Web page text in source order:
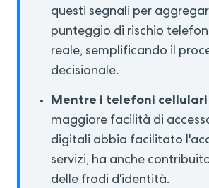
questi segnali per
punteggio di rischio
reale, semplificando il
decisionale.
Mentre i telefoni cellulari
maggiore facilità di
digitali abbia facilitato
servizi, ha anche
delle frodi d'identità.